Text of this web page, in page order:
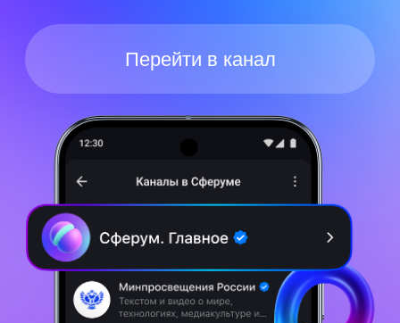
Администратору
Курс для педагогов
СМИ о нас
Педагогу
Главная
О сервисе
iPhone
MacOS
Веб-версия
Пользовательское соглашение
Конфиденциальность
Помощник Сферума
Справочный центр
Полезная информация